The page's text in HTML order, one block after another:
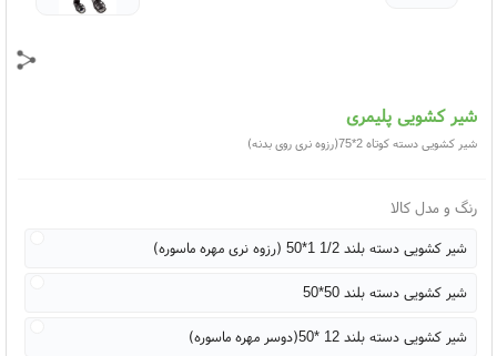
شیر کشویی پلیمری
شیر کشویی دسته کوتاه 2*75(رزوه نری روی بدنه)
رنگ و مدل کالا
شیر کشویی دسته بلند 1/2 1*50 (رزوه نری مهره ماسوره)
شیر کشویی دسته بلند 50*50
شیر کشویی دسته بلند 12 *50(دوسر مهره ماسوره)